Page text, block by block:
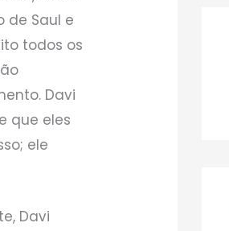
de Saul e
todos os
Davi
que eles
ele
Davi